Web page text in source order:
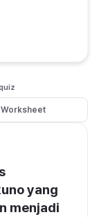
Worksheet
yang
menjadi